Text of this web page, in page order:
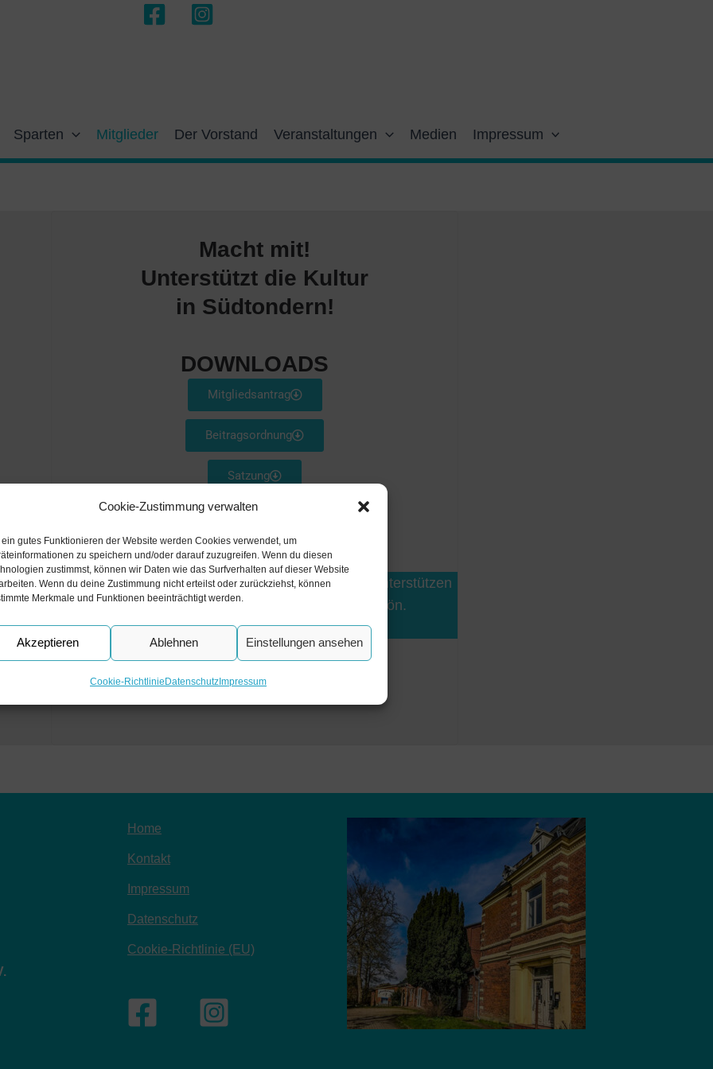
Cookie-Zustimmung verwalten
ein gutes Funktionieren der Website werden Cookies verwendet, um
zu speichern und/oder darauf zuzugreifen. Wenn du diesen
zustimmst, können wir Daten wie das Surfverhalten auf dieser Website
Wenn du deine Zustimmung nicht erteilst oder zurückziehst, können
Merkmale und Funktionen beeinträchtigt werden.
Akzeptieren Ablehnen Einstellungen ansehen
Cookie-RichtlinieDatenschutzImpressum
Sparten Mitglieder Der Vorstand Veranstaltungen Medien Impressum
Macht mit!
Unterstützt die Kultur
in Südtondern!
DOWNLOADS
Mitgliedsantrag
Beitragsordnung
Satzung
Wenn du die Arbeit des Vereins mit einer Spende unterstützen
möchtest, sagen wir ganz herzlich Dankeschön.
IBAN: DE53 2175 0000 0165 7293 93
Home
Kontakt
Impressum
Datenschutz
Cookie-Richtlinie (EU)